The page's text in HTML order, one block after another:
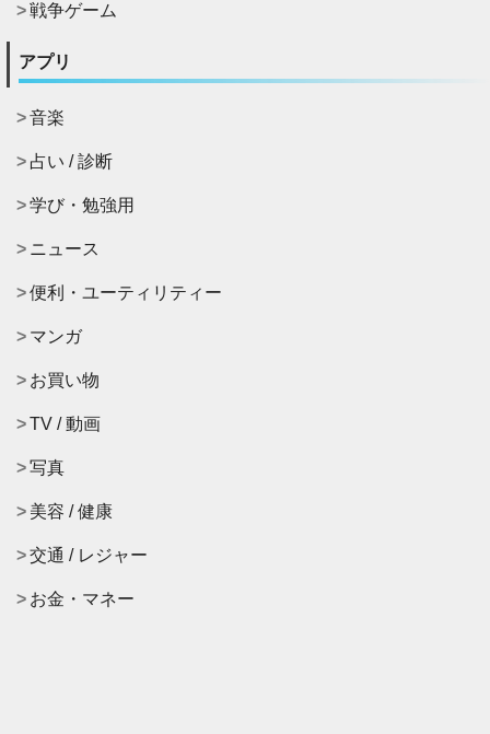
戦争ゲーム
アプリ
音楽
占い / 診断
学び・勉強用
ニュース
便利・ユーティリティー
マンガ
お買い物
TV / 動画
写真
美容 / 健康
交通 / レジャー
お金・マネー